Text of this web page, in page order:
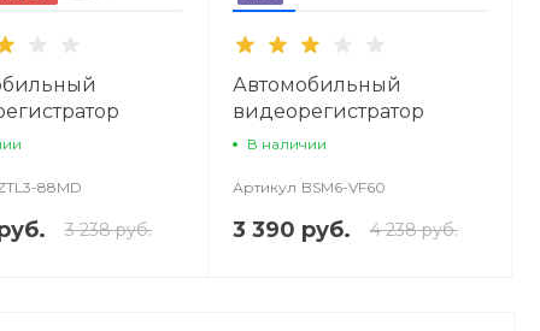
668
88MD
3 238 руб.
Автомобильный
видеорегистратор
VisionTrack 525
В наличии
Артикул BSM6-VF60
3 390 руб. 4 238 руб.